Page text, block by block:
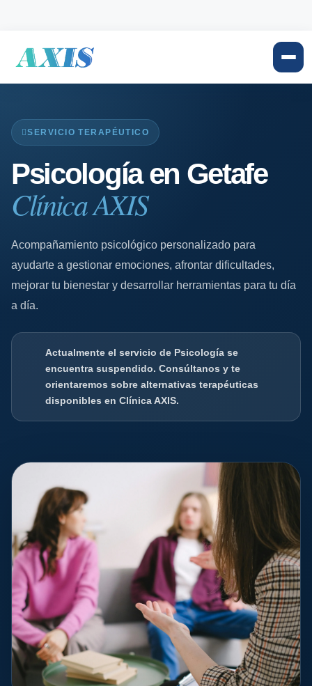
SERVICIO TERAPÉUTICO
Psicología en Getafe
Clínica AXIS
Acompañamiento psicológico personalizado para
ayudarte a gestionar emociones, afrontar dificultades,
mejorar tu bienestar y desarrollar herramientas para tu día
a día.
Actualmente el servicio de Psicología se
encuentra suspendido. Consúltanos y te
orientaremos sobre alternativas terapéuticas
disponibles en Clínica AXIS.